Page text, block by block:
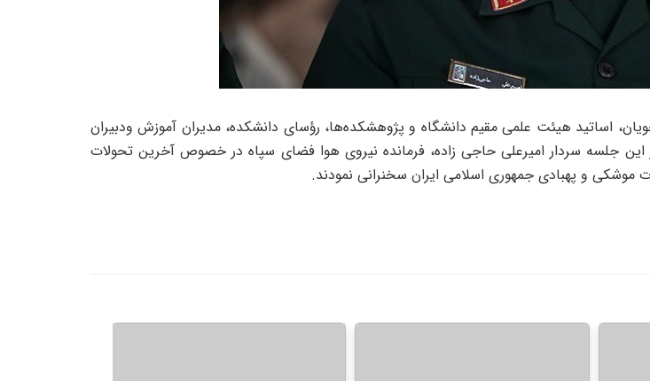
اساتید هیئت علمی مقیم دانشگاه و پژوهشکده‌ها، رؤسای دانشکده، مدیران آموزش ودبیران
این جلسه سردار امیرعلی حاجی زاده، فرمانده نیروی هوا فضای سپاه در خصوصآخرین تحولات
موشکی و پهبادی جمهوری اسلامی ایران سخنرانی نمودند.